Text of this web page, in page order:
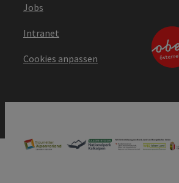
Jobs
Intranet
Cookies anpassen